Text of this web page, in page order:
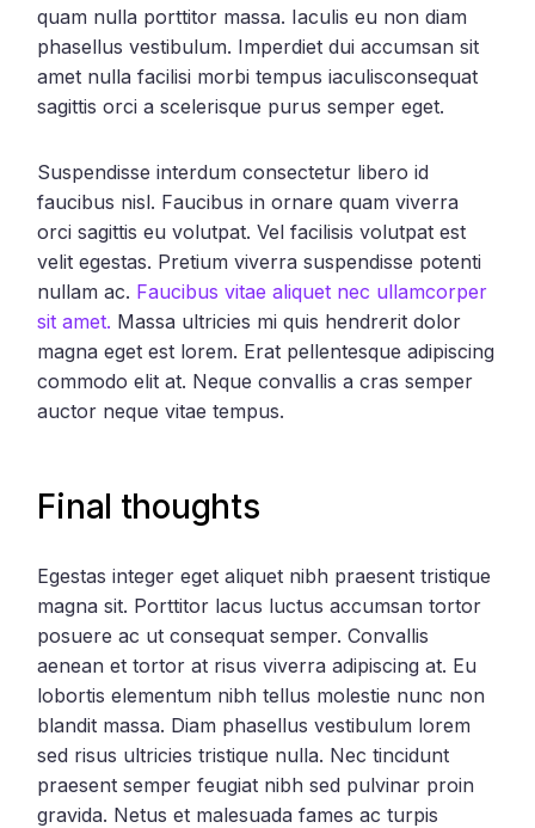
quam nulla porttitor massa. Iaculis eu non diam
phasellus vestibulum. Imperdiet dui accumsan sit
amet nulla facilisi morbi tempus iaculisconsequat
sagittis orci a scelerisque purus semper eget.
Suspendisse interdum consectetur libero id
faucibus nisl. Faucibus in ornare quam viverra
orci sagittis eu volutpat. Vel facilisis volutpat est
velit egestas. Pretium viverra suspendisse potenti
nullam ac. Faucibus vitae aliquet nec ullamcorper
sit amet. Massa ultricies mi quis hendrerit dolor
magna eget est lorem. Erat pellentesque adipiscing
commodo elit at. Neque convallis a cras semper
auctor neque vitae tempus.
Final thoughts
Egestas integer eget aliquet nibh praesent tristique
magna sit. Porttitor lacus luctus accumsan tortor
posuere ac ut consequat semper. Convallis
aenean et tortor at risus viverra adipiscing at. Eu
lobortis elementum nibh tellus molestie nunc non
blandit massa. Diam phasellus vestibulum lorem
sed risus ultricies tristique nulla. Nec tincidunt
praesent semper feugiat nibh sed pulvinar proin
gravida. Netus et malesuada fames ac turpis